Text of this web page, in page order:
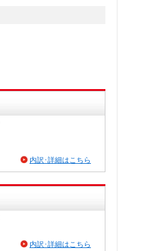
内訳･詳細はこちら
内訳･詳細はこちら